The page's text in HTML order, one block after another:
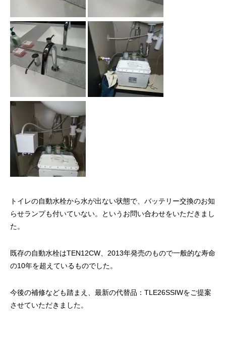
トイレの自動水栓から水が出ない状態で、バッテリー交換のお知
らせランプも付いていない。というお問い合わせをいただきまし
た。
既存の自動水栓はTEN12CW、2013年発売のもので一般的な寿命
の10年を超えているものでした。
今後の補修なども踏まえ、最新の代替品：TLE26SSIWをご提案
させていただきました。